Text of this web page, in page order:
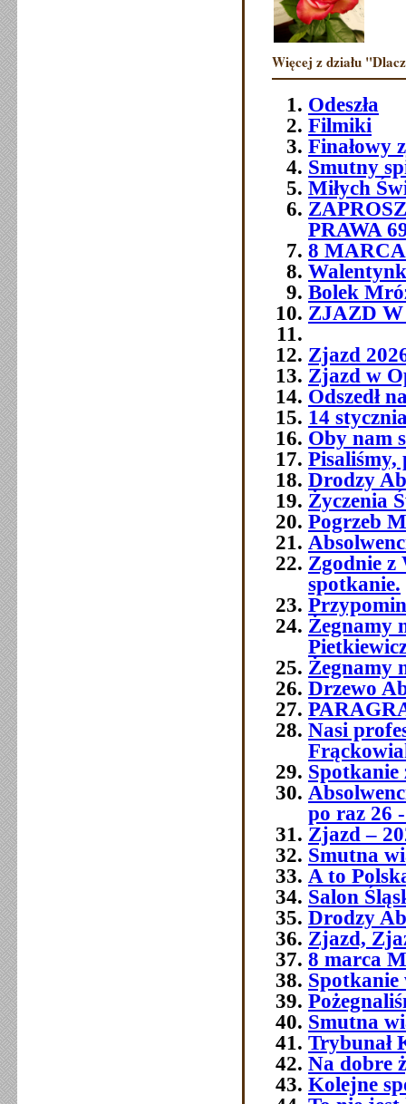
Więcej z działu
Odeszła
Filmiki
Finałowy
Smutny
Miłych
PRAWA
8
Bolek
ZJAZD W
Zjazd
Zjazd w
Odszedł
14
Oby nam
Pisaliśmy,
Drodzy
Życzenia
Pogrzeb
Zgodnie z
spotkanie.
Żegnamy
Żegnamy
Drzewo
Nasi
Spotkanie
po raz 26
Zjazd –
Smutna
A to
Salon
Drodzy
Zjazd,
8 marca
Spotkanie
Smutna
Trybunał
Na dobre
Kolejne